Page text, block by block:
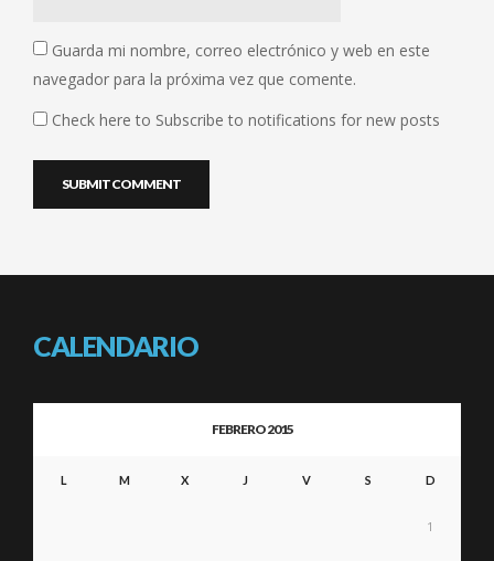
Guarda mi nombre, correo electrónico y web en este
navegador para la próxima vez que comente.
Check here to Subscribe to notifications for new posts
CALENDARIO
FEBRERO 2015
L M X J V S D
1